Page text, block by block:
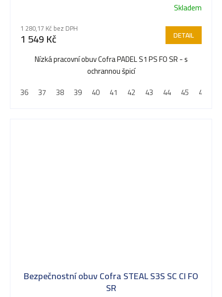
Skladem
1 280,17 Kč bez DPH
1 549 Kč DETAIL
Nízká pracovní obuv Cofra PADEL S1 PS FO SR - s
ochrannou špicí
36
37 38 39 40 41 42 43 44 45 46
Bezpečnostní obuv Cofra STEAL S3S SC CI FO
SR